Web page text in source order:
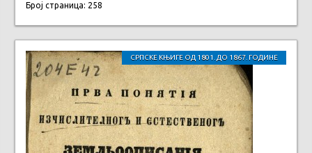
Број страница: 258
СРПСКЕ КЊИГЕ ОД 1801. ДО 1867. ГОДИНЕ